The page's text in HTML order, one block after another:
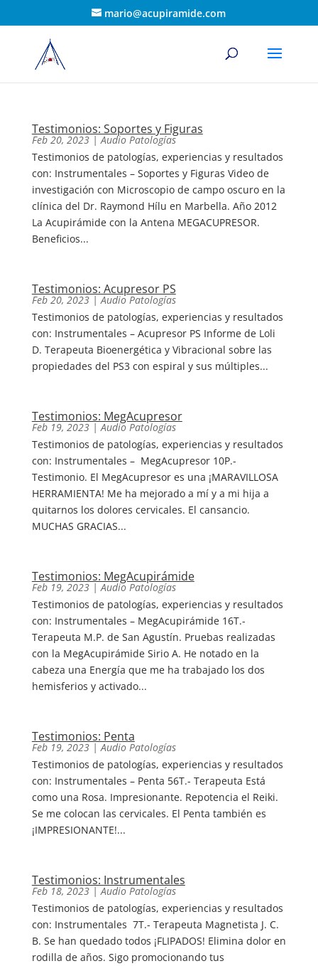
mario@acupiramide.com
Testimonios: Soportes y Figuras
Feb 20, 2023|Audio Patologías
Testimonios de patologías, experiencias y resultados
con: Instrumentales – Soportes y Figuras Video de
investigación con Microscopio de campo oscuro en la
clínica del Dr. Raymond Hílu en Marbella. Año 2012
La Acupirámide con la Antena MEGACUPRESOR.
Beneficios...
Testimonios: Acupresor PS
Feb 20, 2023|Audio Patologías
Testimonios de patologías, experiencias y resultados
con: Instrumentales – Acupresor PS Informe de Loli
D. Terapeuta Bioenergética y Vibracional sobre las
propiedades del PS3 con espiral y sus múltiples...
Testimonios: MegAcupresor
Feb 19, 2023|Audio Patologías
Testimonios de patologías, experiencias y resultados
con: Instrumentales – MegAcupresor 10P.-
Testimonio. El MegAcupresor es una ¡MARAVILLOSA
HERRAMIENTA! Me ha mejorado a mí y a mi hija a
quitarnos los dolores cervicales. El cansancio.
MUCHAS GRACIAS...
Testimonios: MegAcupirámide
Feb 19, 2023|Audio Patologías
Testimonios de patologías, experiencias y resultados
con: Instrumentales – MegAcupirámide 16T.-
Terapeuta M.P. de San Agustín. Pruebas realizadas
con la MegAcupirámide Sirio A. He notado en la
cabeza una Energía que me ha trabajado los dos
hemisferios y activado...
Testimonios: Penta
Feb 19, 2023|Audio Patologías
Testimonios de patologías, experiencias y resultados
con: Instrumentales – Penta 56T.- Terapeuta Está
como una Rosa. Impresionante. Repotencia el Reiki.
Se me colocan las cervicales. El Penta también es
¡IMPRESIONANTE!...
Testimonios: Instrumentales
Feb 18, 2023|Audio Patologías
Testimonios de patologías, experiencias y resultados
con: Instrumentales 7T.- Terapeuta Magnetista J. C.
B. Se han quedado todos ¡FLIPADOS! Elimina dolor en
rodilla de años. Sigo promocionando tus